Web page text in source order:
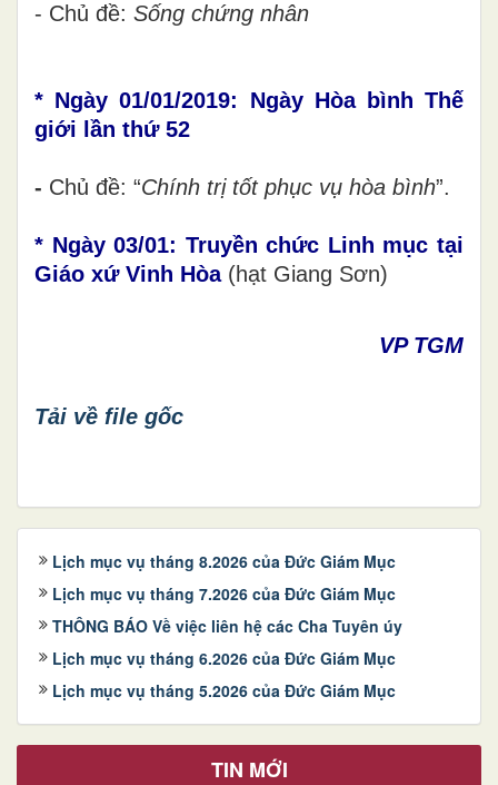
- Chủ đề: Sống chứng nhân
* Ngày 01/01/2019: Ngày Hòa bình Thế
giới lần thứ 52
- Chủ đề: “Chính trị tốt phục vụ hòa bình”.
* Ngày 03/01: Truyền chức Linh mục tại
Giáo xứ Vinh Hòa(hạt Giang Sơn)
VP TGM
Tải về file gốc
Lịch mục vụ tháng 8.2026 của Đức Giám Mục
Lịch mục vụ tháng 7.2026 của Đức Giám Mục
THÔNG BÁO Về việc liên hệ các Cha Tuyên úy
Lịch mục vụ tháng 6.2026 của Đức Giám Mục
Lịch mục vụ tháng 5.2026 của Đức Giám Mục
TIN MỚI